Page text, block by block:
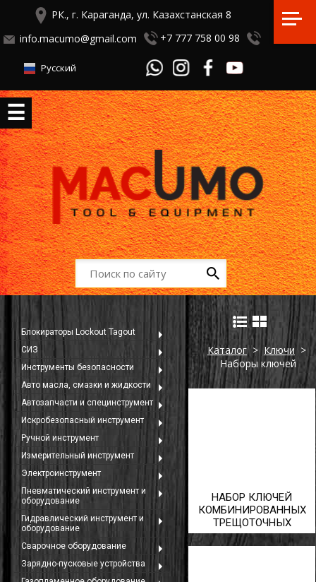
РК., г. Караганда, ул. Казахстанская 8
info.macumo@gmail.com
+7 777 758 00 98
Русский
☰
Блокираторы Lockout Tagout
СИЗ
Инструменты безопасности
Авто масла, смазки и жидкости
Автозапчасти и специнструмент
Искробезопасный инструмент
Ручной инструмент
Измерительный инструмент
Электроинструмент
Пневматический инструмент и
оборудование
Гидравлический инструмент и
оборудование
Сварочное оборудование
Зарядно-пусковые устройства
Каталог>Ключи>
Наборы ключей
НАБОР КЛЮЧЕЙ
КОМБИНИРОВАННЫХ
ТРЕЩОТОЧНЫХ